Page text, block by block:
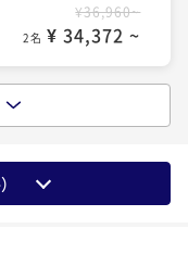
¥36,960~
2名 ¥ 34,372 ~
士山を望む露天
- 24:00 OUT11:00